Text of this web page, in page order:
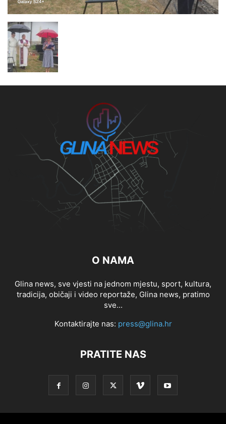
O NAMA
Glina news, sve vjesti na jednom mjestu, sport, kultura,
tradicija, običaji i video reportaže, Glina news, pratimo
sve...
Kontaktirajte nas: press@glina.hr
PRATITE NAS